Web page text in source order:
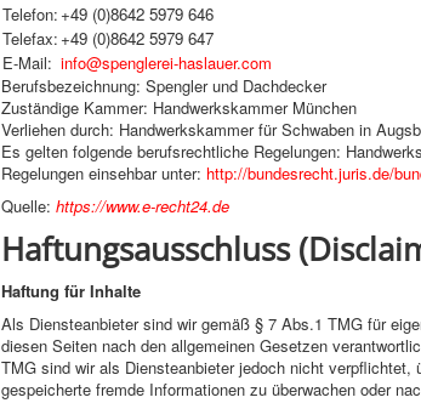
Telefon: +49 (0)8642 5979 646
Telefax: +49 (0)8642 5979 647
E-Mail: info@spenglerei-haslauer.com
Berufsbezeichnung: Spengler und Dachdecker
Zuständige Kammer: Handwerkskammer München
Verliehen durch: Handwerkskammer für Schwaben in
Es gelten folgende berufsrechtliche Regelungen:
Regelungen einsehbar unter: http://bundesrecht.juris.de/
Quelle: https://www.e-recht24.de
Haftungsausschluss
Haftung für Inhalte
Als Diensteanbieter sind wir gemäß § 7 Abs.1 TMG für
diesen Seiten nach den allgemeinen Gesetzen
TMG sind wir als Diensteanbieter jedoch nicht verpflichtet,
gespeicherte fremde Informationen zu überwachen oder